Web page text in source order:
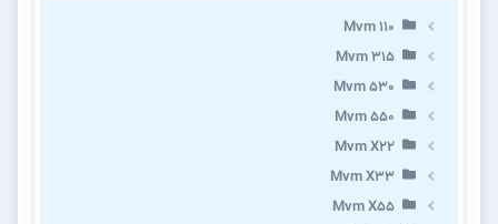
Mvm 110
Mvm 315
Mvm 530
Mvm 550
Mvm X22
Mvm X33
Mvm X55